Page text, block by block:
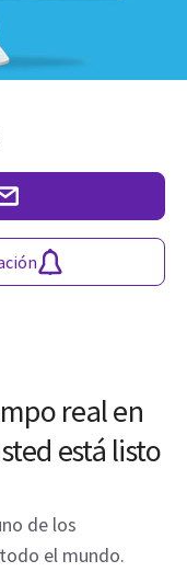
real en
está listo
de los
el mundo.